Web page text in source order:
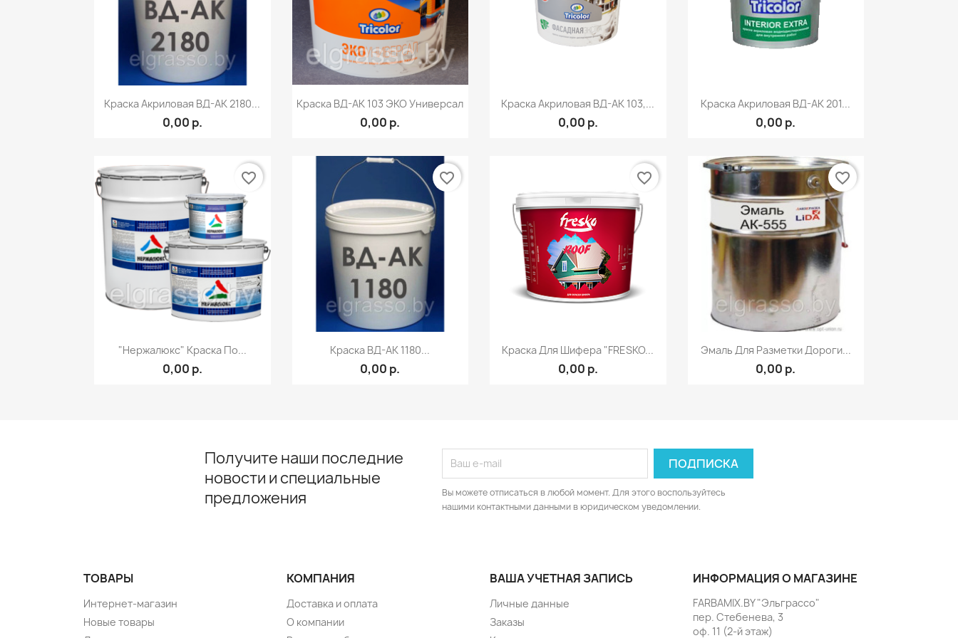
Быстрый просмотр
Краска Акриловая ВД-АК 2180...
0,00 р.
Быстрый просмотр
Краска ВД-АК 103 ЭКО Универсал
0,00 р.
Быстрый просмотр
Краска Акриловая ВД-АК 103,...
0,00 р.
Быстрый просмотр
Краска Акриловая ВД-АК 201...
0,00 р.
Быстрый просмотр
"Нержалюкс" Краска По...
0,00 р.
favorite_border
Быстрый просмотр
Краска ВД-АК 1180...
0,00 р.
favorite_border
Быстрый просмотр
Краска Для Шифера "FRESKO...
0,00 р.
favorite_border
Быстрый просмотр
Эмаль Для Разметки Дороги...
0,00 р.
favorite_border
Получите наши последние
новости и специальные
предложения
Вы можете отписаться в любой момент. Для этого воспользуйтесь
нашими контактными данными в юридическом уведомлении.
ТОВАРЫ
Интернет-магазин
Новые товары
КОМПАНИЯ
Доставка и оплата
О компании
ВАША УЧЕТНАЯ ЗАПИСЬ
Личные данные
Заказы
ИНФОРМАЦИЯ О МАГАЗИНЕ
FARBAMIX.BY "Эльграссо"
пер. Стебенева, 3
оф. 11 (2-й этаж)